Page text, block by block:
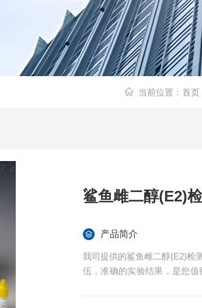
当前位置： 首页
鲨鱼雌二醇(E2)
产品简介
我司提供的鲨鱼雌二醇(E2)检
伍，准确的实验结果，是您